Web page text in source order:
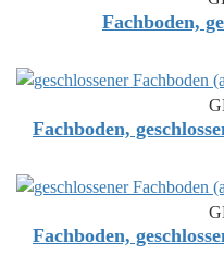
Fachboden,
Fachboden,
Fachboden,